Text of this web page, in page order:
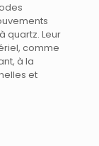
quartz. Leur
comme
à la
et